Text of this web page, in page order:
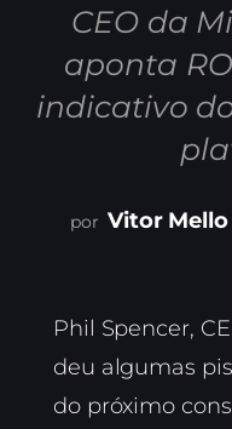
CEO da
aponta
indicativo
Vitor Mello
Phil Spencer,
deu algumas
do próximo